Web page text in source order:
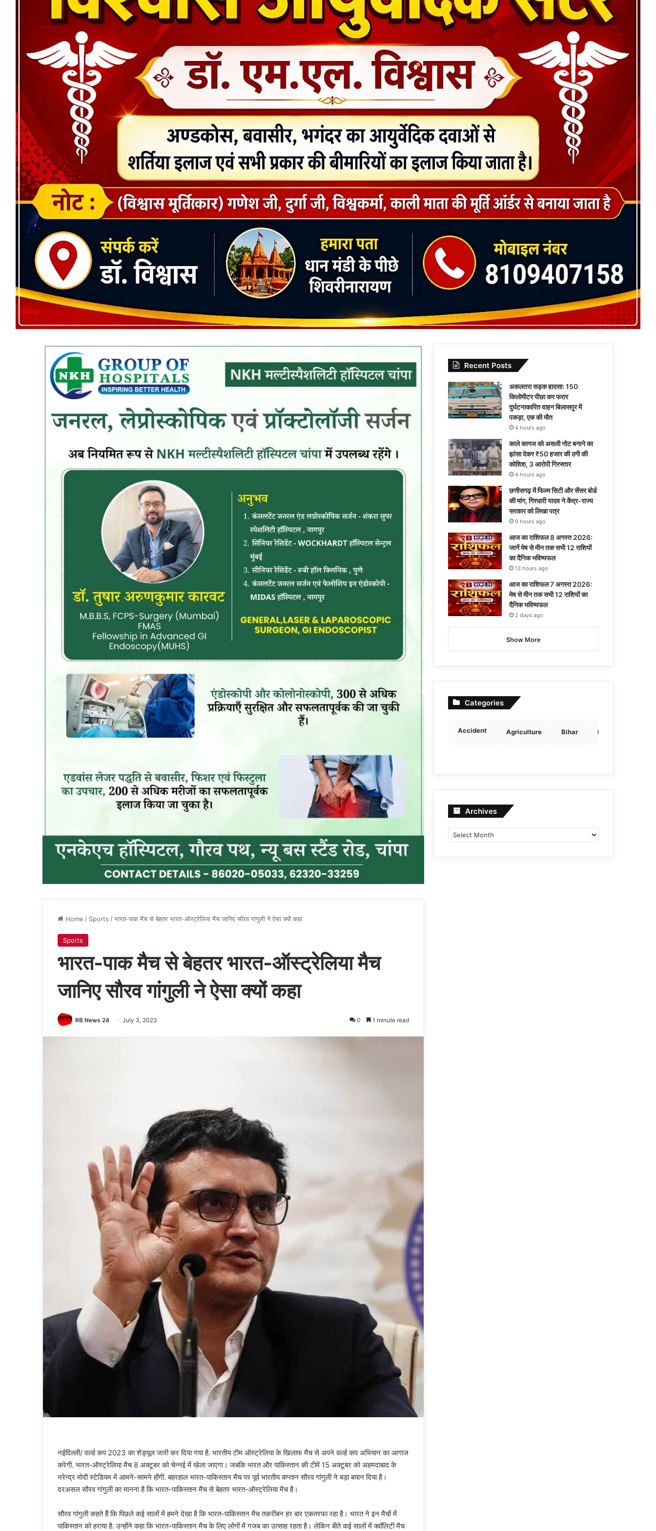
Home / Sports /भारत-पाक मैच से बेहतर भारत-ऑस्ट्रेलिया मैच जानिए सौरव गांगुली ने ऐसा क्यों कहा
Sports
भारत-पाक मैच से बेहतर भारत-ऑस्ट्रेलिया मैच
जानिए सौरव गांगुली ने ऐसा क्यों कहा
RB News 24 July 3, 2023 0 1 minute read
नईदिल्ली/ वर्ल्ड कप 2023 का शेड्यूल जारी कर दिया गया है. भारतीय टीम ऑस्ट्रेलिया के खिलाफ मैच से अपने वर्ल्ड कप अभियान का आगाज
करेगी. भारत-ऑस्ट्रेलिया मैच 8 अक्टूबर को चेन्नई में खेला जाएगा। जबकि भारत और पाकिस्तान की टीमें 15 अक्टूबर को अहमदाबाद के
नरेन्द्र मोदी स्टेडियम में आमने-सामने होंगी. बहरहाल भारत-पाकिस्तान मैच पर पूर्व भारतीय कप्तान सौरव गांगुली ने बड़ा बयान दिया है।
दरअसल सौरव गांगुली का मानना है कि भारत-पाकिस्तान मैच से बेहतर भारत-ऑस्ट्रेलिया मैच है।
सौरव गांगुली कहते हैं कि पिछले कई सालों में हमने देखा है कि भारत-पाकिस्तान मैच तकरीबन हर बार एकतरफा रहा है। भारत ने इन मैचों में
पाकिस्तान को हराया है. उन्होंने कहा कि भारत-पाकिस्तान मैच के लिए लोगों में गजब का उत्साह रहता है। लेकिन बीते कई सालों में क्वॉलिटी मैच
Recent Posts
अकलतरा सड़क हादसा: 150
किलोमीटर पीछा कर फरार
दुर्घटनाकारित वाहन बिलासपुर में
पकड़ा, एक की मौत
4 hours ago
काले कागज को असली नोट बनाने का
झांसा देकर ₹50 हजार की ठगी की
कोशिश, 3 आरोपी गिरफ्तार
4 hours ago
छत्तीसगढ़ में फिल्म सिटी और सेंसर बोर्ड
की मांग, गिरधारी यादव ने केंद्र-राज्य
सरकार को लिखा पत्र
9 hours ago
आज का राशिफल 8 अगस्त 2026:
जानें मेष से मीन तक सभी 12 राशियों
का दैनिक भविष्यफल
13 hours ago
आज का राशिफल 7 अगस्त 2026:
मेष से मीन तक सभी 12 राशियों का
दैनिक भविष्यफल
2 days ago
Show More
Categories
Accident Agriculture Bihar Breaking news
Archives Archives